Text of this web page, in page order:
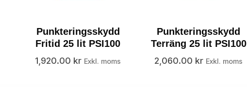
Punkteringsskydd
Fritid 25 lit PSI100
1,920.00 kr Exkl. moms
Punkteringsskydd
Terräng 25 lit PSI100
2,060.00 kr Exkl. moms